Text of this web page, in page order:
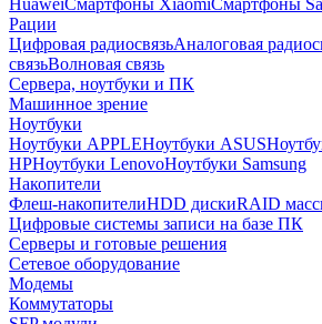
HuaweiСмартфоны XiaomiСмартфоны
Рации
Цифровая радиосвязьАналоговая
связьВолновая связь
Сервера, ноутбуки и ПК
Машинное зрение
Ноутбуки
Ноутбуки APPLEНоутбуки ASUS
HPНоутбуки LenovoНоутбуки Samsung
Накопители
Флеш-накопителиHDD дискиRAID
Цифровые системы записи на базе ПК
Серверы и готовые решения
Сетевое оборудование
Модемы
Коммутаторы